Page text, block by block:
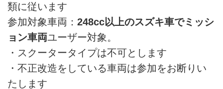
類に従います
参加対象車両： 248cc以上のスズキ車でミッシ
ョン車両ユーザー対象。
・スクータータイプは不可とします
・不正改造をしている車両は参加をお断りい
たします